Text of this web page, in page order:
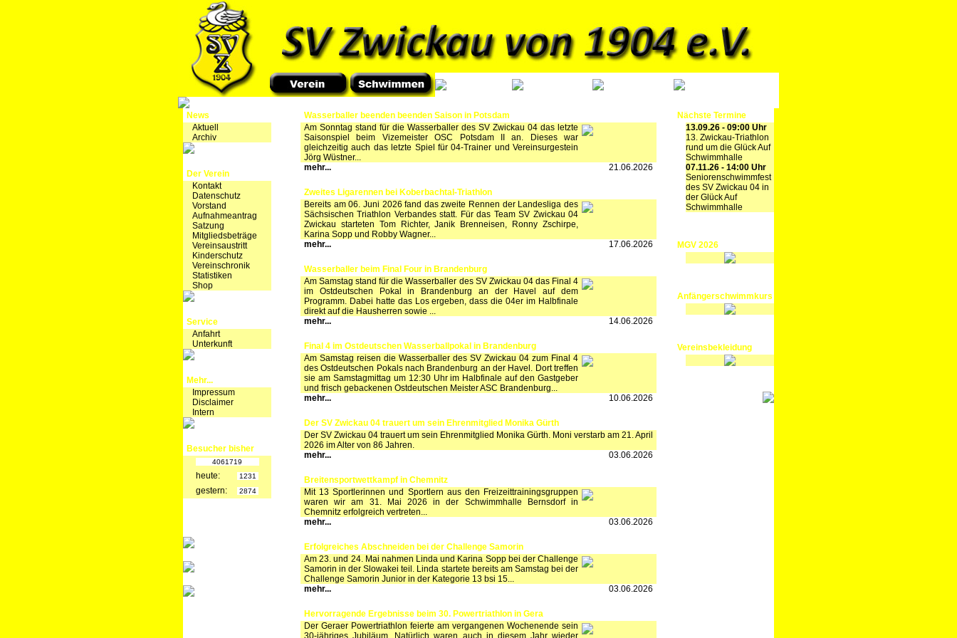
News
Aktuell
Archiv
Der Verein
Kontakt
Datenschutz
Vorstand
Aufnahmeantrag
Satzung
Mitgliedsbeträge
Vereinsaustritt
Kinderschutz
Vereinschronik
Statistiken
Shop
Service
Anfahrt
Unterkunft
Mehr...
Impressum
Disclaimer
Intern
Besucher bisher
4061719
heute: 1231
gestern: 2874
Wasserballer beenden beenden Saison in Potsdam
Am Sonntag stand für die Wasserballer des SV Zwickau 04 das letzte
Saisonspiel beim Vizemeister OSC Potsdam II an. Dieses war
gleichzeitig auch das letzte Spiel für 04-Trainer und Vereinsurgestein
Jörg Wüstner...
mehr...
21.06.2026
Zweites Ligarennen bei Koberbachtal-Triathlon
Bereits am 06. Juni 2026 fand das zweite Rennen der Landesliga des
Sächsischen Triathlon Verbandes statt. Für das Team SV Zwickau 04
Zwickau starteten Tom Richter, Janik Brenneisen, Ronny Zschirpe,
Karina Sopp und Robby Wagner...
mehr...
17.06.2026
Wasserballer beim Final Four in Brandenburg
Am Samstag stand für die Wasserballer des SV Zwickau 04 das Final 4
im Ostdeutschen Pokal in Brandenburg an der Havel auf dem
Programm. Dabei hatte das Los ergeben, dass die 04er im Halbfinale
direkt auf die Hausherren sowie ...
mehr...
14.06.2026
Final 4 im Ostdeutschen Wasserballpokal in Brandenburg
Am Samstag reisen die Wasserballer des SV Zwickau 04 zum Final 4
des Ostdeutschen Pokals nach Brandenburg an der Havel. Dort treffen
sie am Samstagmittag um 12:30 Uhr im Halbfinale auf den Gastgeber
und frisch gebackenen Ostdeutschen Meister ASC Brandenburg...
mehr...
10.06.2026
Der SV Zwickau 04 trauert um sein Ehrenmitglied Monika Gürth
Der SV Zwickau 04 trauert um sein Ehrenmitglied Monika Gürth. Moni verstarb am 21. April
2026 im Alter von 86 Jahren.
mehr...
03.06.2026
Breitensportwettkampf in Chemnitz
Mit 13 Sportlerinnen und Sportlern aus den Freizeittrainingsgruppen
waren wir am 31. Mai 2026 in der Schwimmhalle Bernsdorf in
Chemnitz erfolgreich vertreten...
mehr...
03.06.2026
Erfolgreiches Abschneiden bei der Challenge Samorin
Am 23. und 24. Mai nahmen Linda und Karina Sopp bei der Challenge
Samorin in der Slowakei teil. Linda startete bereits am Samstag bei der
Challenge Samorin Junior in der Kategorie 13 bsi 15...
mehr...
03.06.2026
Hervorragende Ergebnisse beim 30. Powertriathlon in Gera
Der Geraer Powertriathlon feierte am vergangenen Wochenende sein
30-jähriges Jubiläum. Natürlich waren auch in diesem Jahr wieder
Nächste Termine
13.09.26 - 09:00 Uhr
13. Zwickau-Triathlon
rund um die Glück Auf
Schwimmhalle
07.11.26 - 14:00 Uhr
Seniorenschwimmfest
des SV Zwickau 04 in
der Glück Auf
Schwimmhalle
MGV 2026
Anfängerschwimmkurs
Vereinsbekleidung